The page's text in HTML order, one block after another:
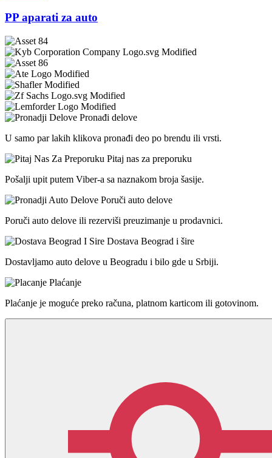
PP aparati za auto
Pronađi delove
U samo par lakih klikova pronađi deo po brendu ili vrsti.
Pitaj nas za preporuku
Pošalji upit putem Viber-a sa naznakom broja šasije.
Poruči auto delove
Poruči auto delove ili rezerviši preuzimanje u prodavnici.
Dostava Beograd i šire
Dostavljamo auto delove u Beogradu i bilo gde u Srbiji.
Plaćanje
Plaćanje je moguće preko računa, platnom karticom ili gotovinom.